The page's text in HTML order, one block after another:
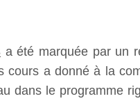
a été marquée par un
cours a donné à la
dans le programme